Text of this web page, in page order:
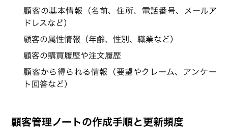
顧客の基本情報（名前、住所、電話番号、メールア
ドレスなど）
顧客の属性情報（年齢、性別、職業など）
顧客の購買履歴や注文履歴
顧客から得られる情報（要望やクレーム、アンケー
ト回答など）
顧客管理ノートの作成手順と更新頻度